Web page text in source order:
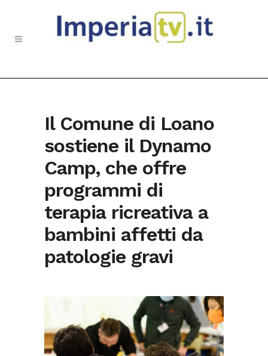
Il Comune di Loano
sostiene il Dynamo
Camp, che offre
programmi di
terapia ricreativa a
bambini affetti da
patologie gravi